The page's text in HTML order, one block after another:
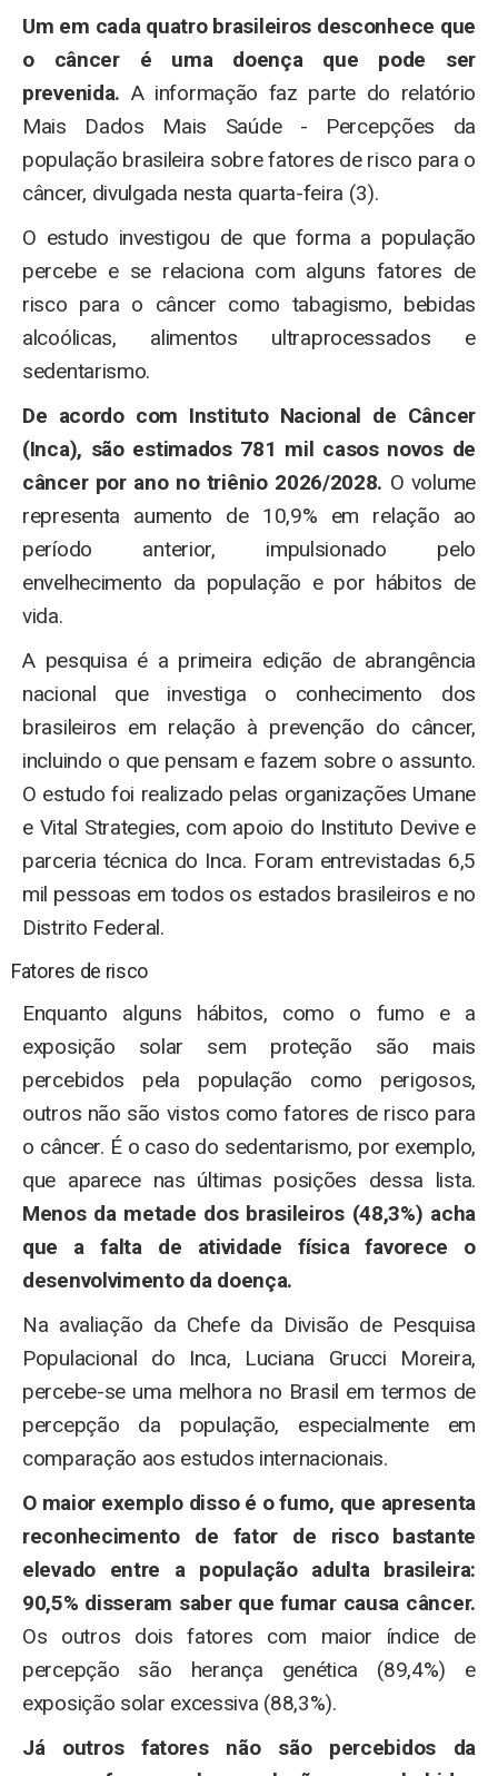
Um em cada quatro brasileiros desconhece que
o câncer é uma doença que pode ser
prevenida. A informação faz parte do relatório
Mais Dados Mais Saúde - Percepções da
população brasileira sobre fatores de risco para o
câncer, divulgada nesta quarta-feira (3).
O estudo investigou de que forma a população
percebe e se relaciona com alguns fatores de
risco para o câncer como tabagismo, bebidas
alcoólicas, alimentos ultraprocessados e
sedentarismo.
De acordo com Instituto Nacional de Câncer
(Inca), são estimados 781 mil casos novos de
câncer por ano no triênio 2026/2028. O volume
representa aumento de 10,9% em relação ao
período anterior, impulsionado pelo
envelhecimento da população e por hábitos de
vida.
A pesquisa é a primeira edição de abrangência
nacional que investiga o conhecimento dos
brasileiros em relação à prevenção do câncer,
incluindo o que pensam e fazem sobre o assunto.
O estudo foi realizado pelas organizações Umane
e Vital Strategies, com apoio do Instituto Devive e
parceria técnica do Inca. Foram entrevistadas 6,5
mil pessoas em todos os estados brasileiros e no
Distrito Federal.
Fatores de risco
Enquanto alguns hábitos, como o fumo e a
exposição solar sem proteção são mais
percebidos pela população como perigosos,
outros não são vistos como fatores de risco para
o câncer. É o caso do sedentarismo, por exemplo,
que aparece nas últimas posições dessa lista.
Menos da metade dos brasileiros (48,3%) acha
que a falta de atividade física favorece o
desenvolvimento da doença.
Na avaliação da Chefe da Divisão de Pesquisa
Populacional do Inca, Luciana Grucci Moreira,
percebe-se uma melhora no Brasil em termos de
percepção da população, especialmente em
comparação aos estudos internacionais.
O maior exemplo disso é o fumo, que apresenta
reconhecimento de fator de risco bastante
elevado entre a população adulta brasileira:
90,5% disseram saber que fumar causa câncer.
Os outros dois fatores com maior índice de
percepção são herança genética (89,4%) e
exposição solar excessiva (88,3%).
Já outros fatores não são percebidos da